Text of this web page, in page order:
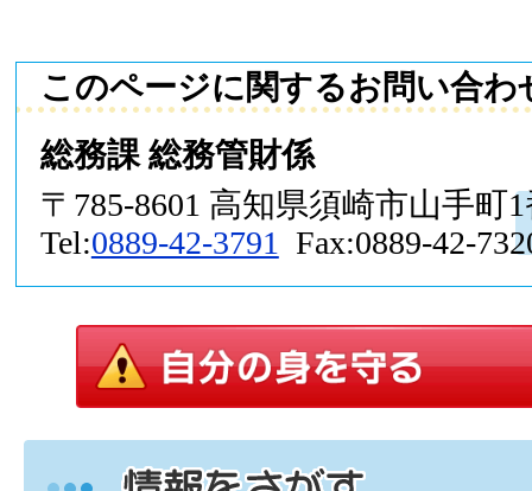
このページに関するお問い合わ
総務課 総務管財係
〒785-8601 高知県須崎市山手町
Tel:0889-42-3791 Fax:0889-42-